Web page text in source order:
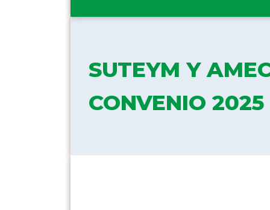
SUTEYM Y
CONVENIO 2025